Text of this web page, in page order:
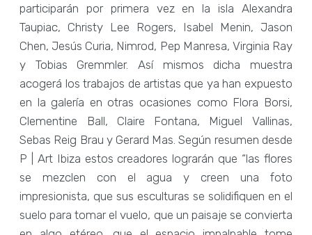
participarán por primera vez en la isla Alexandra
Taupiac, Christy Lee Rogers, Isabel Menin, Jason
Chen, Jesús Curia, Nimrod, Pep Manresa, Virginia Ray
y Tobias Gremmler. Así mismos dicha muestra
acogerá los trabajos de artistas que ya han expuesto
en la galería en otras ocasiones como Flora Borsi,
Clementine Ball, Claire Fontana, Miguel Vallinas,
Sebas Reig Brau y Gerard Mas. Según resumen desde
P | Art Ibiza estos creadores lograrán que “las flores
se mezclen con el agua y creen una foto
impresionista, que sus esculturas se solidifiquen en el
suelo para tomar el vuelo, que un paisaje se convierta